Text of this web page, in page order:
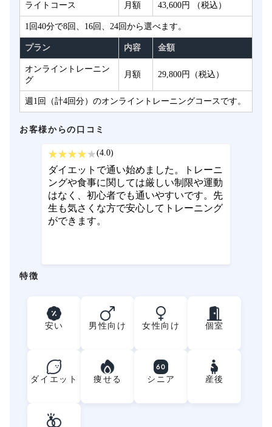
ライトコース 月額 43,600円 （税込）
1回40分で8回、16回、24回から選べます。
プラン 内容 金額
オンライントレーニン
グ
月額 29,800円（税込）
週1回（計4回分）のオンライントレーニングコースです。
お客様からの口コミ
(4.0)
ダイエットで通い始めました。トレーニ
ングや食事に関しては厳しい制限や運動
はなく、初心者でも通いやすいです。先
生も気さくな方で安心してトレーニング
ができます。
特徴
安い 男性向け 女性向け 個室
ダイエット 痩せる
60
シニア
産後